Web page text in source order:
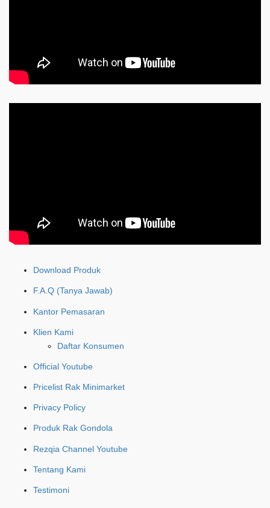
Download Produk
F.A.Q (Tanya Jawab)
Kantor Pemasaran
Klien Kami
Daftar Konsumen
Official Youtube
Pricelist Rak Minimarket
Privacy Policy
Produk Rak Gondola
Rezqia Channel Youtube
Tentang Kami
Testimoni